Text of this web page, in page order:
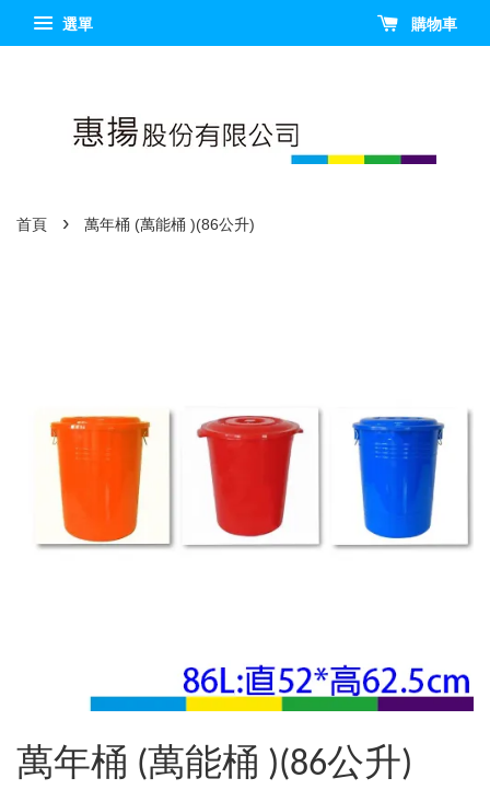
選單 購物車
首頁 › 萬年桶 (萬能桶 )(86公升)
萬年桶 (萬能桶 )(86公升)